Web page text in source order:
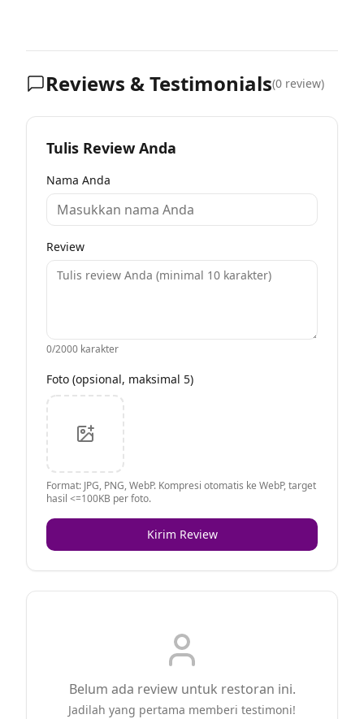
Reviews & Testimonials(0 review)
Tulis Review Anda
Nama Anda
Review
0/2000 karakter
Foto (opsional, maksimal 5)
Format: JPG, PNG, WebP. Kompresi otomatis ke WebP, target
hasil <=100KB per foto.
Kirim Review
Belum ada review untuk restoran ini.
Jadilah yang pertama memberi testimoni!